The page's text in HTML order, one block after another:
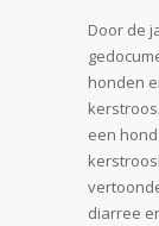
Door de
honden
een
diarree